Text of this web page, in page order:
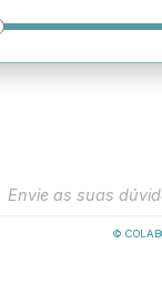
Envie as suas
©